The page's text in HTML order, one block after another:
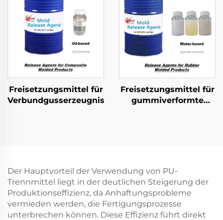
Freisetzungsmittel für
Verbundgusserzeugnisse
Freisetzungsmittel für
gummiverformte
Der Hauptvorteil der Verwendung von PU-
Trennmittel liegt in der deutlichen Steigerung der
Produktionseffizienz, da Anhaftungsprobleme
vermieden werden, die Fertigungsprozesse
unterbrechen können. Diese Effizienz führt direkt